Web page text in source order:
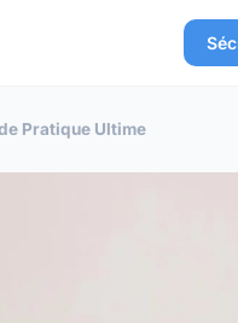
Pratique Ultime